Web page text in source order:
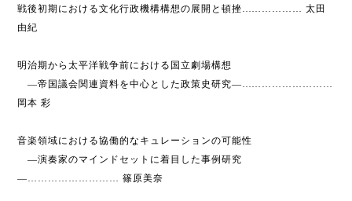
戦後初期における文化行政機構構想の展開と頓挫……………… 太田
由紀
明治期から太平洋戦争前における国立劇場構想
―帝国議会関連資料を中心とした政策史研究―………………………
岡本 彩
音楽領域における協働的なキュレーションの可能性
―演奏家のマインドセットに着目した事例研究
―……………………… 篠原美奈